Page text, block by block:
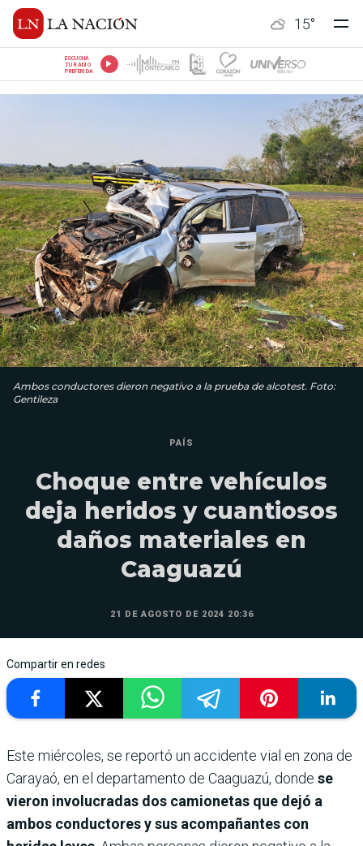
15°
ESCUCHÁ
TU RADIO
PREFERIDA
Ambos conductores dieron negativo a la prueba de alcotest. Foto:
Gentileza
PAÍS
Choque entre vehículos
deja heridos y cuantiosos
daños materiales en
Caaguazú
21 DE AGOSTO DE 2024 20:36
Compartir en redes
Este miércoles, se reportó un accidente vial en zona de
Carayaó, en el departamento de Caaguazú, donde se
vieron involucradas dos camionetas que dejó a
ambos conductores y sus acompañantes con